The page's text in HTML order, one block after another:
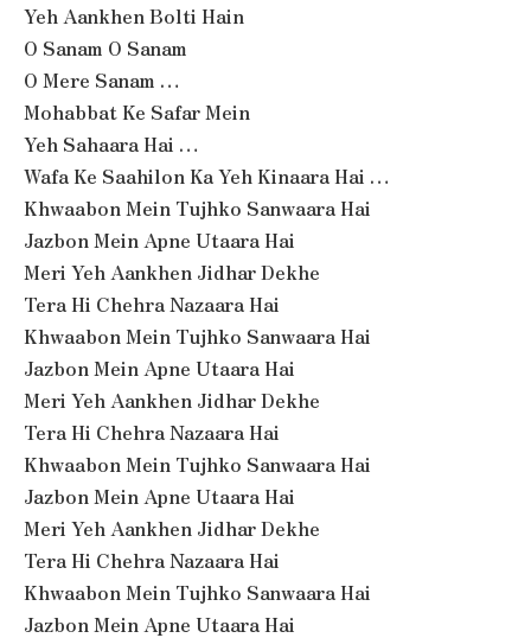
Yeh Aankhen Bolti Hain
O Sanam O Sanam
O Mere Sanam …
Mohabbat Ke Safar Mein
Yeh Sahaara Hai …
Wafa Ke Saahilon Ka Yeh Kinaara Hai …
Khwaabon Mein Tujhko Sanwaara Hai
Jazbon Mein Apne Utaara Hai
Meri Yeh Aankhen Jidhar Dekhe
Tera Hi Chehra Nazaara Hai
Khwaabon Mein Tujhko Sanwaara Hai
Jazbon Mein Apne Utaara Hai
Meri Yeh Aankhen Jidhar Dekhe
Tera Hi Chehra Nazaara Hai
Khwaabon Mein Tujhko Sanwaara Hai
Jazbon Mein Apne Utaara Hai
Meri Yeh Aankhen Jidhar Dekhe
Tera Hi Chehra Nazaara Hai
Khwaabon Mein Tujhko Sanwaara Hai
Jazbon Mein Apne Utaara Hai